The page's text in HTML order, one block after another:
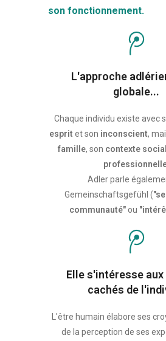
son fonctionnement.
L'approche
globale...
Chaque individu existe avec
esprit et son inconscient,
famille, son contexte social
Adler parle
Gemeinschaftsgefühl (
communauté"ou
Elle s'intéresse
cachés de
L'être humain élabore ses
de la perception de ses